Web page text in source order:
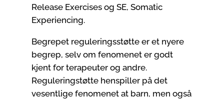
Release Exercises og SE, Somatic
Experiencing.
Begrepet reguleringsstøtte er et nyere
begrep, selv om fenomenet er godt
kjent for terapeuter og andre.
Reguleringstøtte henspiller på det
vesentlige fenomenet at barn, men også